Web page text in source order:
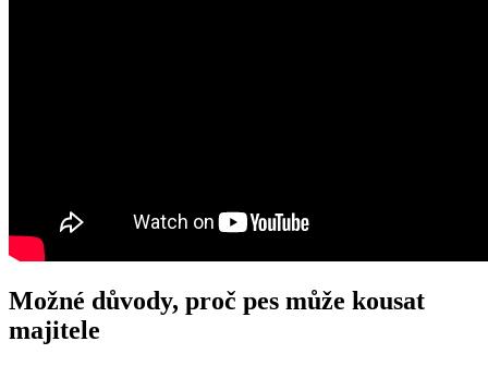
Možné důvody, proč pes může⁤ kousat
majitele